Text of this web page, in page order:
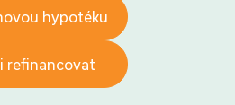
hypotéku
refinancovat